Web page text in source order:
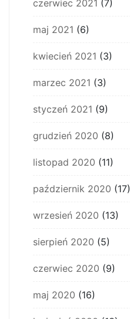
czerwiec 2021 (7)
maj 2021 (6)
kwiecień 2021 (3)
marzec 2021 (3)
styczeń 2021 (9)
grudzień 2020 (8)
listopad 2020 (11)
październik 2020 (17)
wrzesień 2020 (13)
sierpień 2020 (5)
czerwiec 2020 (9)
maj 2020 (16)